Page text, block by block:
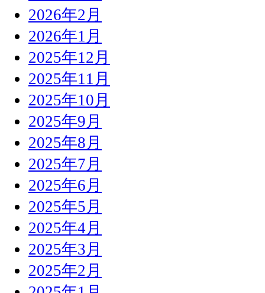
2026年2月
2026年1月
2025年12月
2025年11月
2025年10月
2025年9月
2025年8月
2025年7月
2025年6月
2025年5月
2025年4月
2025年3月
2025年2月